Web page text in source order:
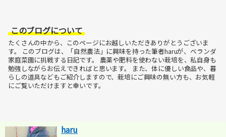
このブログについて
たくさんの中から、このページにお越しいただきありがとうございま
す。
このブログは、「自然農法」に興味を持った筆者haruが、ベランダ
家庭菜園に挑戦する日記です。
農薬や肥料を使わない栽培を、私自身も
勉強しながらお伝えできればと思います。
また、体に優しい食品や、暮
らしの道具などもご紹介しますので、栽培にご興味の無い方も、お気軽
にご覧いただけますと幸いです。
haru